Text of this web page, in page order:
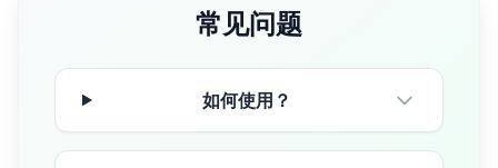
常见问题
如何使用？